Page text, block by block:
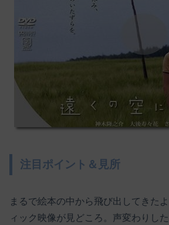
注目ポイント＆見所
まるで絵本の中から飛び出してきた
ィック映像が見どころ。声変わりし